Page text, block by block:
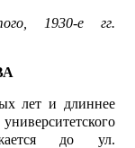
1930-е гг.
лет и длиннее
до ул.